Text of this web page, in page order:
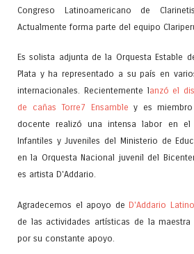
Congreso Latinoamericano de
Actualmente forma parte del equipo
Es solista adjunta de la Orquesta Estable
Plata y ha representado a su país en
internacionales. Recientemente lanzó el
de cañas Torre7 Ensamble y es
docente realizó una intensa labor en el
Infantiles y Juveniles del Ministerio de
en la Orquesta Nacional juvenil del
es artista D'Addario.
Agradecemos el apoyo de D'Addario
de las actividades artísticas de la
por su constante apoyo.